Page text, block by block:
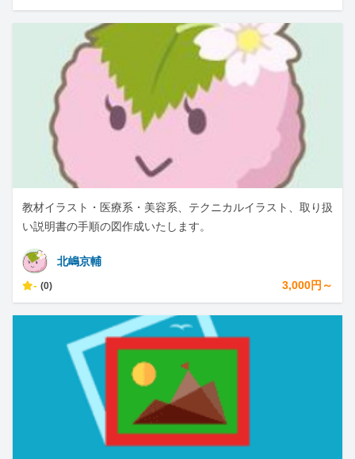
教材イラスト・医療系・美容系、テクニカルイラスト、取り扱
い説明書の手順の図作成いたします。
北嶋京輔
- (0) 3,000円～